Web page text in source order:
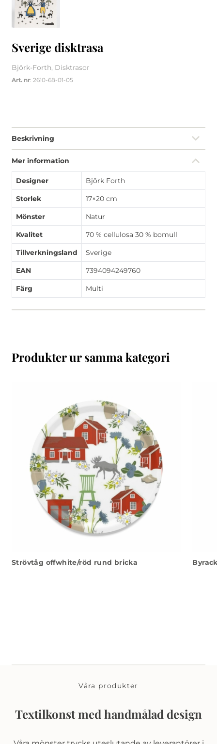
Sverige disktrasa
Björk-Forth, Disktrasor
Art. nr: 2610-68-01-05
Beskrivning
Mer information
Designer Björk Forth
Storlek 17×20 cm
Mönster Natur
Kvalitet 70 % cellulosa 30 % bomull
Tillverkningsland Sverige
EAN 7394094249760
Färg Multi
Produkter ur samma kategori
Strövtåg offwhite/röd rund bricka
Våra produkter
Textilkonst med handmålad design